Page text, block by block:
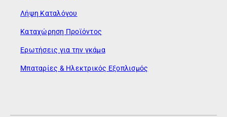
Λήψη Καταλόγου
Καταχώρηση Προϊόντος
Ερωτήσεις για την γκάμα
Μπαταρίες & Ηλεκτρικός Εξοπλισμός